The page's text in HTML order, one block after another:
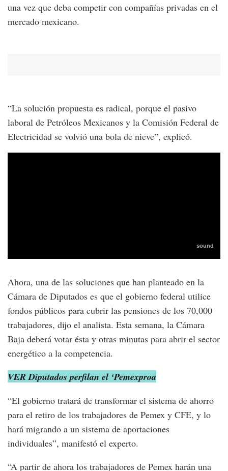
una vez que deba competir con compañías privadas en el
mercado mexicano.
“La solución propuesta es radical, porque el pasivo
laboral de Petróleos Mexicanos y la Comisión Federal de
Electricidad se volvió una bola de nieve”, explicó.
Ahora, una de las soluciones que han planteado en la
Cámara de Diputados es que el gobierno federal utilice
fondos públicos para cubrir las pensiones de los 70,000
trabajadores, dijo el analista. Esta semana, la Cámara
Baja deberá votar ésta y otras minutas para abrir el sector
energético a la competencia.
VER Diputados perfilan el ‘Pemexproa
“El gobierno tratará de transformar el sistema de ahorro
para el retiro de los trabajadores de Pemex y CFE, y lo
hará migrando a un sistema de aportaciones
individuales”, manifestó el experto.
“A partir de ahora los trabajadores de Pemex harán una